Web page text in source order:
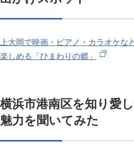
上大岡で映画・ピアノ・カラオケな
楽しめる「ひまわりの郷」
横浜市港南区を知り愛
魅力を聞いてみた